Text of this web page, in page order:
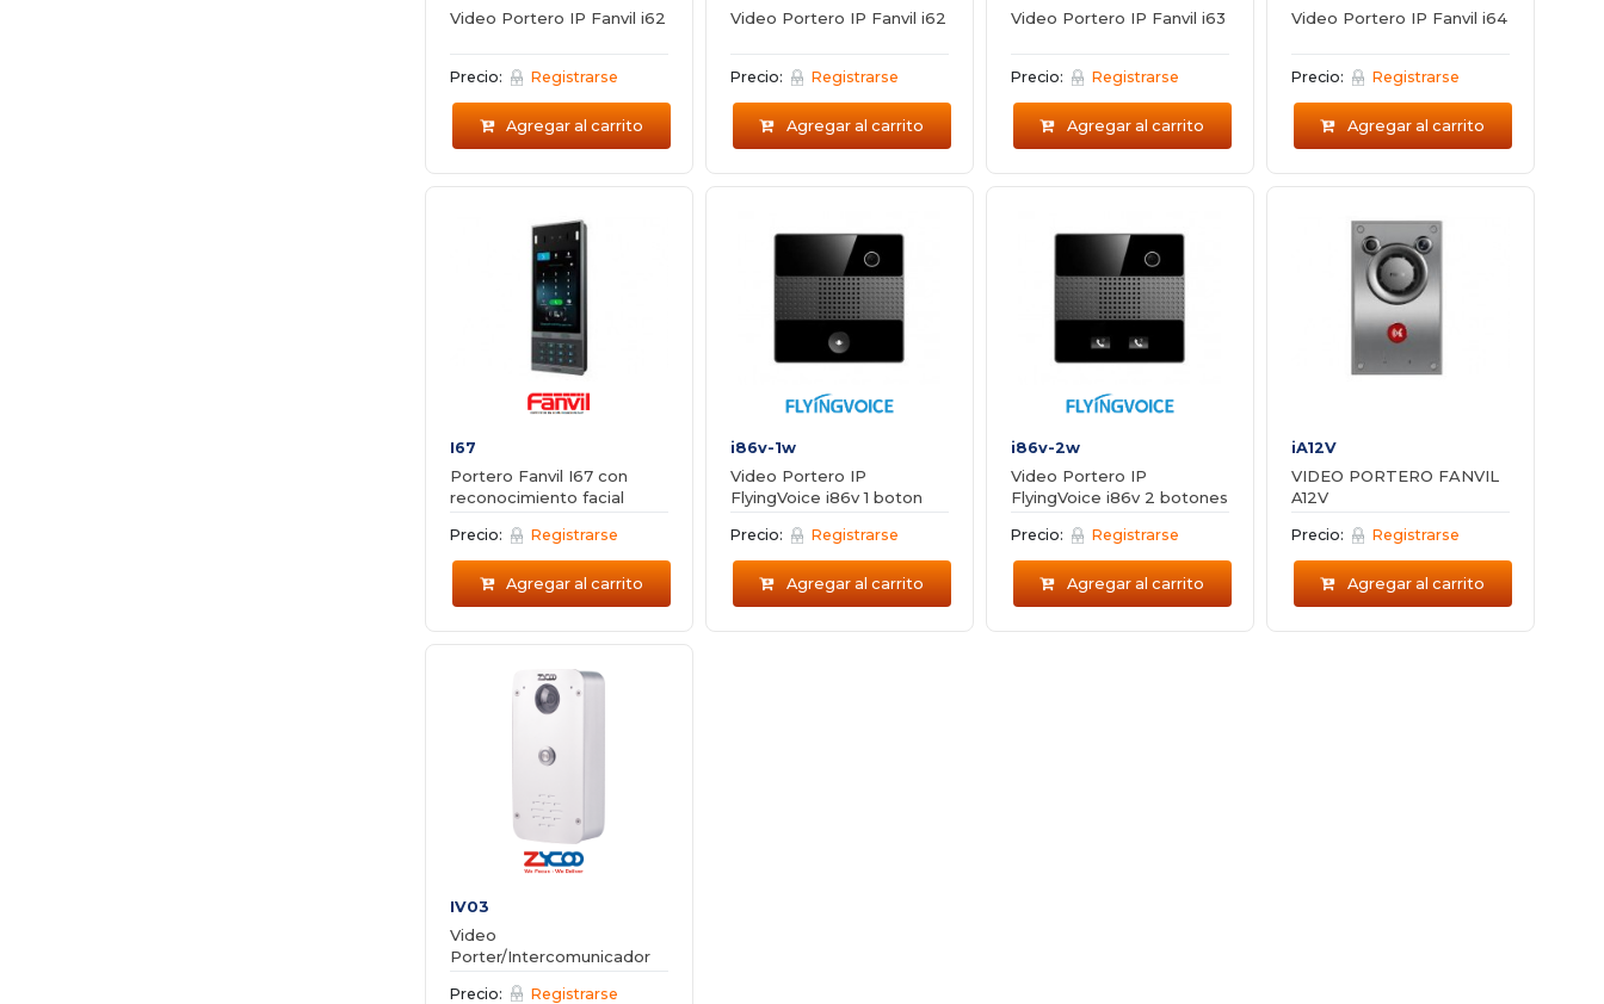
Video Portero IP Fanvil i62
Precio: Registrarse
Agregar al carrito
Video Portero IP Fanvil i62
Precio: Registrarse
Agregar al carrito
Video Portero IP Fanvil i63
Precio: Registrarse
Agregar al carrito
Video Portero IP Fanvil i64
Precio: Registrarse
Agregar al carrito
I67
Portero Fanvil I67 con
reconocimiento facial
Precio: Registrarse
Agregar al carrito
i86v-1w
Video Portero IP
FlyingVoice i86v 1 boton
Precio: Registrarse
Agregar al carrito
i86v-2w
Video Portero IP
FlyingVoice i86v 2 botones
Precio: Registrarse
Agregar al carrito
iA12V
VIDEO PORTERO FANVIL
A12V
Precio: Registrarse
Agregar al carrito
IV03
Video
Porter/Intercomunicador
IP
Precio: Registrarse